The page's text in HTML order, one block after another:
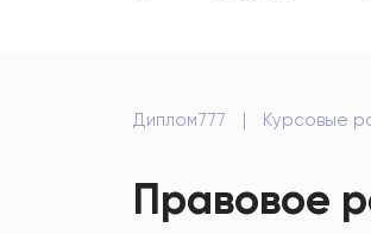
Диплом777 | Курсовые
Правовое